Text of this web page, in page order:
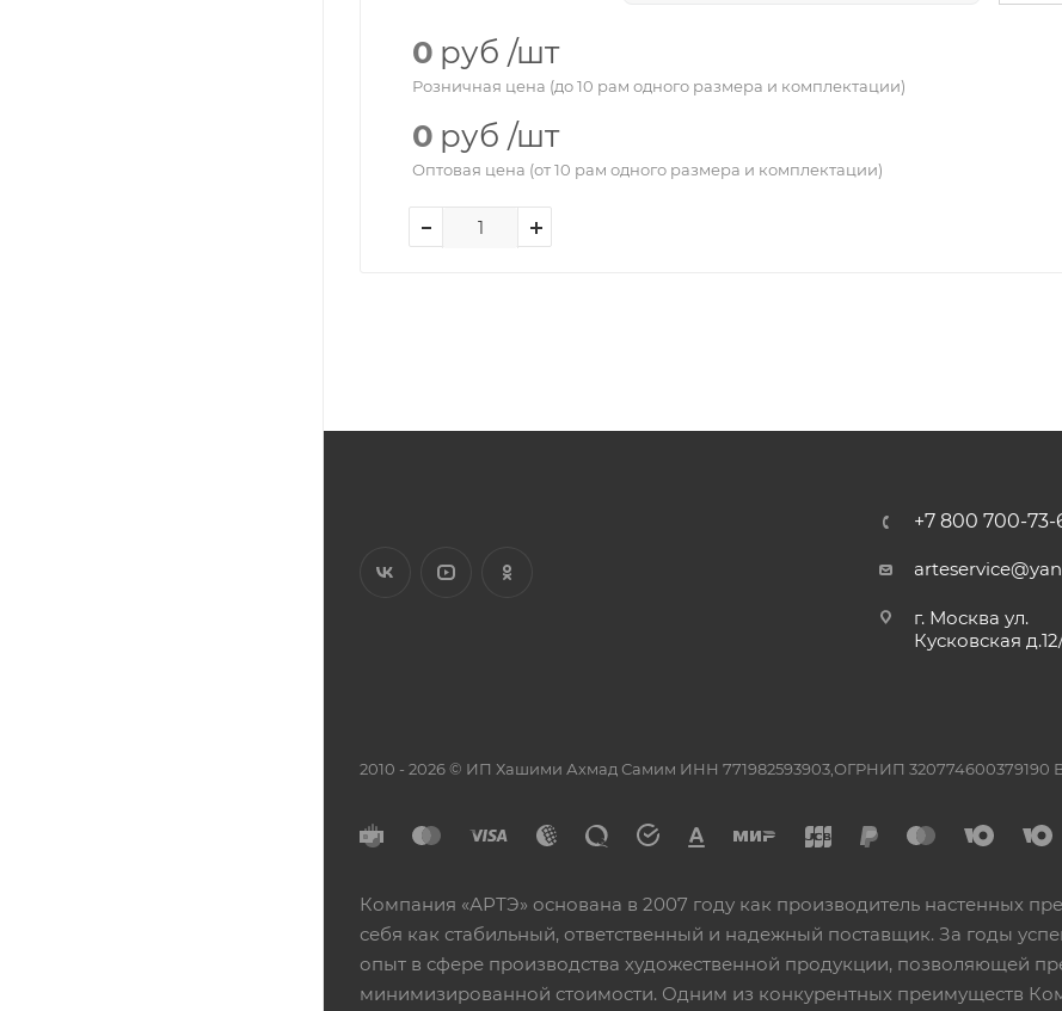
0 руб /шт
Розничная цена (до 10 рам одного размера и комплектации)
0 руб /шт
Оптовая цена (от 10 рам одного размера и комплектации)
+7 800 700-73-
г. Москва ул.
Кусковская
2010 - 2026 © ИП Хашими Ахмад Самим ИНН 771982593903,ОГРНИП 320774600379190
Компания «АРТЭ» основана в 2007 году как производитель настенных
себя как стабильный, ответственный и надежный поставщик. За годы
опыт в сфере производства художественной продукции, позволяющей
минимизированной стоимости. Одним из конкурентных преимуществ